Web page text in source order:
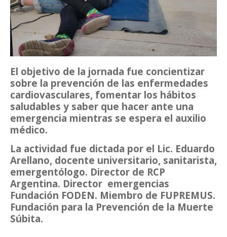
El objetivo de la jornada fue concientizar
sobre la prevención de las enfermedades
cardiovasculares, fomentar los hábitos
saludables y saber que hacer ante una
emergencia mientras se espera el auxilio
médico.
La actividad fue dictada por el Lic. Eduardo
Arellano, docente universitario, sanitarista,
emergentólogo. Director de RCP
Argentina. Director emergencias
Fundación FODEN. Miembro de FUPREMUS.
Fundación para la Prevención de la Muerte
Súbita.